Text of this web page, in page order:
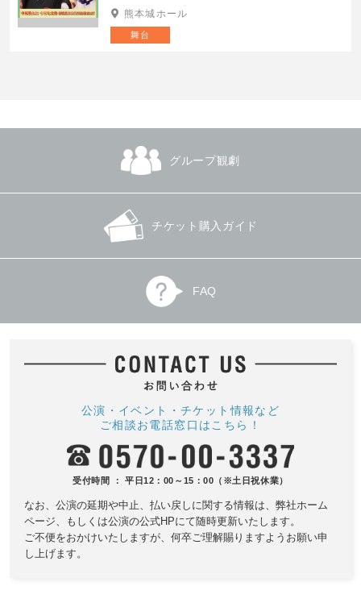
熊本城ホール
舞台
グループ観劇
チケット購入ガイド
FAQ
公演・イベント・チケット情報など
ご相談お電話窓口はこちら！
受付時間 ： 平日12：00～15：00（※土日祝休業）
なお、公演の延期や中止、払い戻しに関する情報は、 弊社ホーム
ページ、もしくは公演の公式HPにて随時更新いたします。
ご不便をおかけいたしますが、何卒ご理解賜りますようお願い申
し上げます。